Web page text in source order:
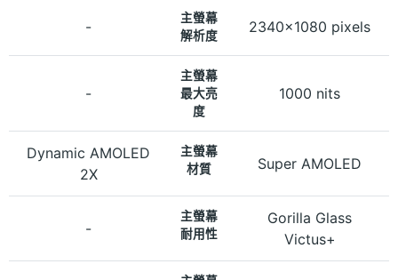
-
主螢幕
解析度
2340x1080 pixels
-
主螢幕
最大亮
度
1000 nits
Dynamic AMOLED
2X
主螢幕
材質
Super AMOLED
-
主螢幕
耐用性
Gorilla Glass
Victus+